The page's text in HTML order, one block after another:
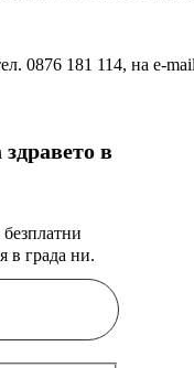
0876 181 114, на e-
в
в града ни.